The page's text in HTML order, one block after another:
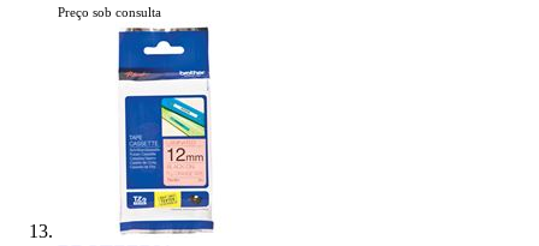
Preço sob consulta